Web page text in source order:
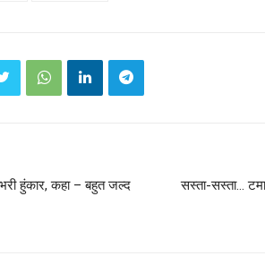
हुंकार, कहा – बहुत जल्द
सस्ता-सस्ता…